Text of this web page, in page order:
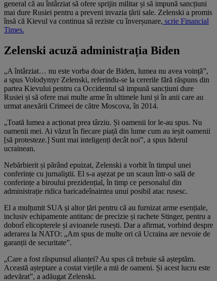
general că au întârziat să ofere sprijin militar și să impună sancțiuni
mai dure Rusiei pentru a preveni invazia țării sale. Zelenski a promis
însă că Kievul va continua să reziste cu înverșunare, scrie Financial
Times.
Zelenski acuză administrația Biden
„A întârziat… nu este vorba doar de Biden, lumea nu avea voință”,
a spus Volodymyr Zelenski, referindu-se la cererile fără răspuns din
partea Kievului pentru ca Occidentul să impună sancțiuni dure
Rusiei și să ofere mai multe arme în ultimele luni și în anii care au
urmat anexării Crimeei de către Moscova, în 2014.
„Toată lumea a acționat prea târziu. Și oamenii lor le-au spus. Nu
oamenii mei. Ai văzut în fiecare piață din lume cum au ieșit oamenii
[să protesteze.] Sunt mai inteligenți decât noi”, a spus liderul
ucrainean.
Nebărbierit și părând epuizat, Zelenski a vorbit în timpul unei
conferințe cu jurnaliştii. El s-a așezat pe un scaun într-o sală de
conferințe a biroului prezidențial, în timp ce personalul din
administrație ridica baricadeînaintea unui posibil atac rusesc.
El a mulțumit SUA și altor țări pentru că au furnizat arme esențiale,
inclusiv echipamente antitanc de precizie și rachete Stinger, pentru a
doborî elicopterele și avioanele rusești. Dar a afirmat, vorbind despre
aderarea la NATO: „Am spus de multe ori că Ucraina are nevoie de
garanții de securitate”.
„Care a fost răspunsul alianței? Au spus că trebuie să așteptăm.
Această așteptare a costat viețile a mii de oameni. Și acest lucru este
adevărat”, a adăugat Zelenski.